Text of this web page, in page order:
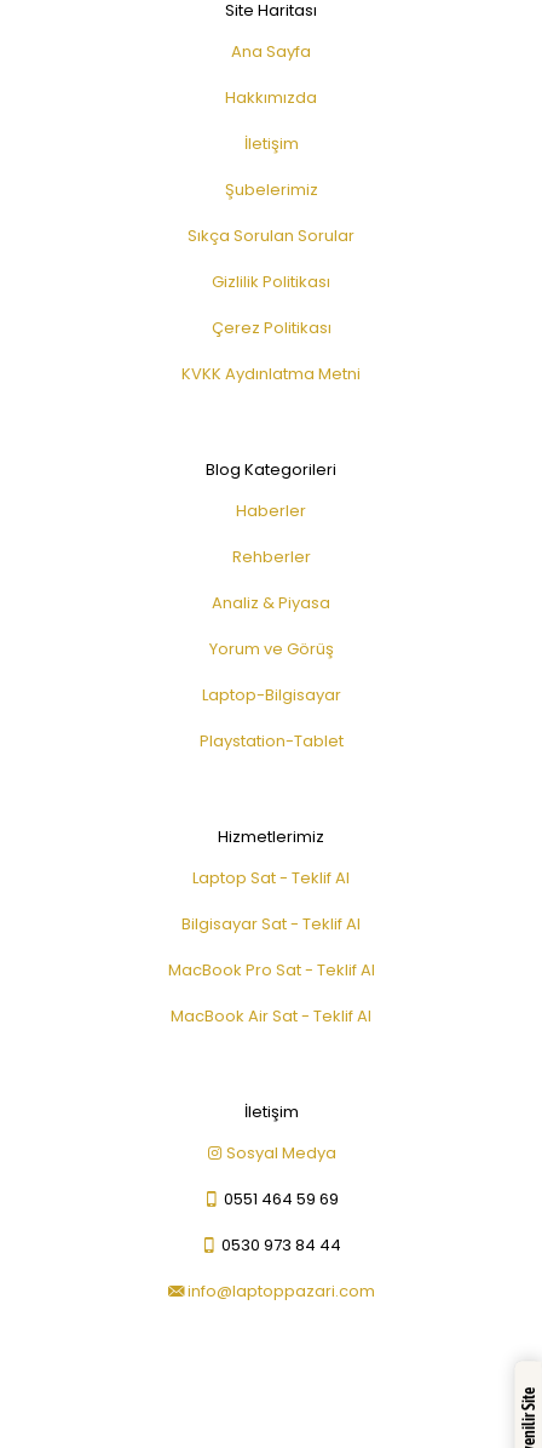
Site Haritası
Ana Sayfa
Hakkımızda
İletişim
Şubelerimiz
Sıkça Sorulan Sorular
Gizlilik Politikası
Çerez Politikası
KVKK Aydınlatma Metni
Blog Kategorileri
Haberler
Rehberler
Analiz & Piyasa
Yorum ve Görüş
Laptop-Bilgisayar
Playstation-Tablet
Hizmetlerimiz
Laptop Sat - Teklif Al
Bilgisayar Sat - Teklif Al
MacBook Pro Sat - Teklif Al
MacBook Air Sat - Teklif Al
İletişim
Sosyal Medya
0551 464 59 69
0530 973 84 44
info@laptoppazari.com
Güvenilir Site